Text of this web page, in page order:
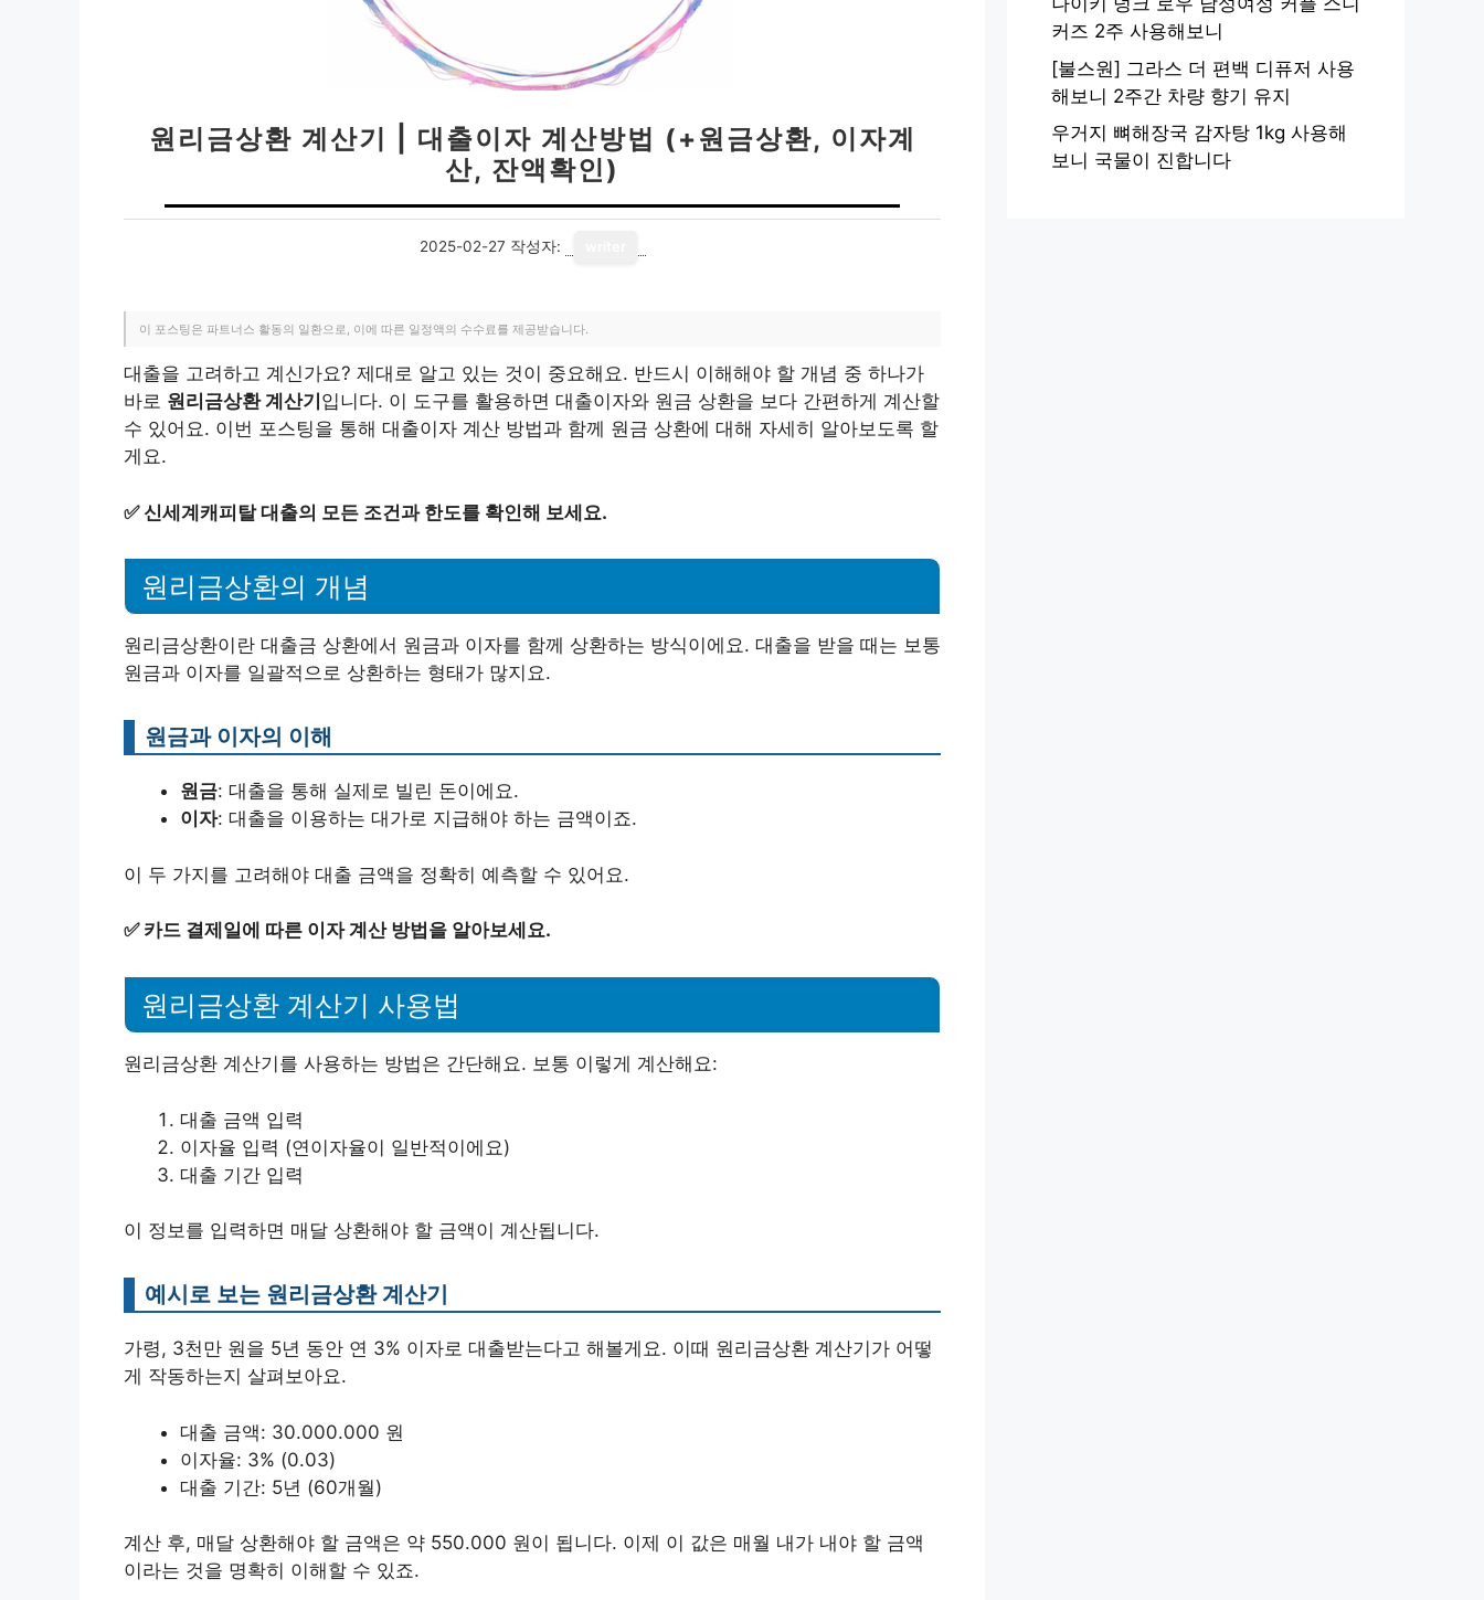
원리금상환 계산기 | 대출이자 계산방법 (+원금상환, 이자계
산, 잔액확인)
2025-02-27 작성자:
이 포스팅은 파트너스 활동의 일환으로, 이에 따른 일정액의 수수료를 제공받습니다.
대출을 고려하고 계신가요? 제대로 알고 있는 것이 중요해요. 반드시 이해해야 할 개념 중 하나가
바로 원리금상환 계산기 입니다. 이 도구를 활용하면 대출이자와 원금 상환을 보다 간편하게 계산할
수 있어요. 이번 포스팅을 통해 대출이자 계산 방법과 함께 원금 상환에 대해 자세히 알아보도록 할
게요.
✅신세계캐피탈 대출의 모든 조건과 한도를 확인해 보세요.
원리금상환의 개념
원리금상환이란 대출금 상환에서 원금과 이자를 함께 상환하는 방식이에요. 대출을 받을 때는 보통
원금과 이자를 일괄적으로 상환하는 형태가 많지요.
원금과 이자의 이해
원금: 대출을 통해 실제로 빌린 돈이에요.
이자: 대출을 이용하는 대가로 지급해야 하는 금액이죠.
이 두 가지를 고려해야 대출 금액을 정확히 예측할 수 있어요.
✅ 카드 결제일에 따른 이자 계산 방법을 알아보세요.
원리금상환 계산기 사용법
원리금상환 계산기를 사용하는 방법은 간단해요. 보통 이렇게 계산해요:
대출 금액 입력
이자율 입력 (연이자율이 일반적이에요)
대출 기간 입력
이 정보를 입력하면 매달 상환해야 할 금액이 계산됩니다.
예시로 보는 원리금상환 계산기
가령, 3천만 원을 5년 동안 연 3% 이자로 대출받는다고 해볼게요. 이때 원리금상환 계산기가 어떻
게 작동하는지 살펴보아요.
대출 금액: 30.000.000 원
이자율: 3% (0.03)
대출 기간: 5년 (60개월)
계산 후, 매달 상환해야 할 금액은 약 550.000 원이 됩니다. 이제 이 값은 매월 내가 내야 할 금액
이라는 것을 명확히 이해할 수 있죠.
커즈 2주 사용해보니
[불스원] 그라스 더 편백 디퓨저 사용
해보니 2주간 차량 향기 유지
우거지 뼈해장국 감자탕 1kg 사용해
보니 국물이 진합니다